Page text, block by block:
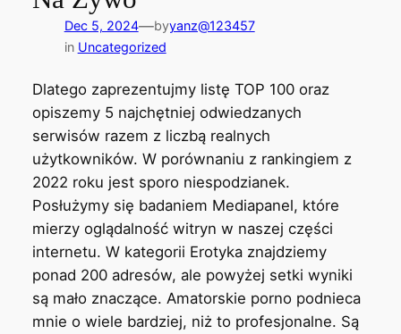
Dec 5, 2024—byyanz@123457
in Uncategorized
Dlatego zaprezentujmy listę TOP 100 oraz
opiszemy 5 najchętniej odwiedzanych
serwisów razem z liczbą realnych
użytkowników. W porównaniu z rankingiem z
2022 roku jest sporo niespodzianek.
Posłużymy się badaniem Mediapanel, które
mierzy oglądalność witryn w naszej części
internetu. W kategorii Erotyka znajdziemy
ponad 200 adresów, ale powyżej setki wyniki
są mało znaczące. Amatorskie porno podnieca
mnie o wiele bardziej, niż to profesjonalne. Są